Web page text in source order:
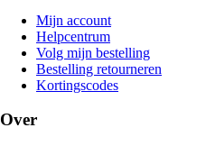
Mijn account
Helpcentrum
Volg mijn bestelling
Bestelling retourneren
Kortingscodes
Over